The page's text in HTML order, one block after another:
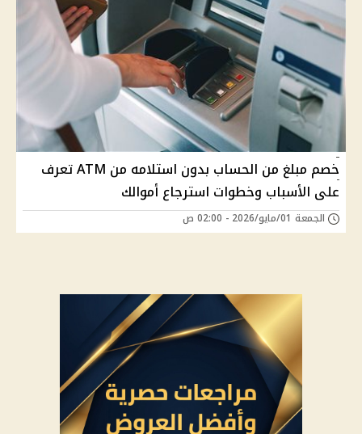
خصم مبلغ من الحساب بدون استلامه من ATM تعرف
على الأسباب وخطوات استرجاع أموالك
الجمعة 01/مايو/2026 - 02:00 ص